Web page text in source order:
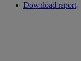
Download report